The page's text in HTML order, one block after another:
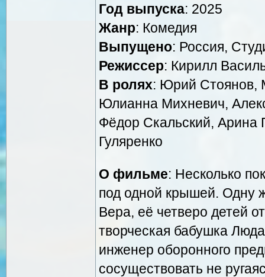
Год выпуска: 2025
Жанр: Комедия
Выпущено: Россия,
Режиссер: Кирилл
В ролях: Юрий Стоянов,
Юлианна Михневич,
Фёдор Скальский, Арина
Гуляренко
О фильме: Несколько
под одной крышей. Одну
Вера, её четверо детей
творческая бабушка
инженер оборонного
сосуществовать не